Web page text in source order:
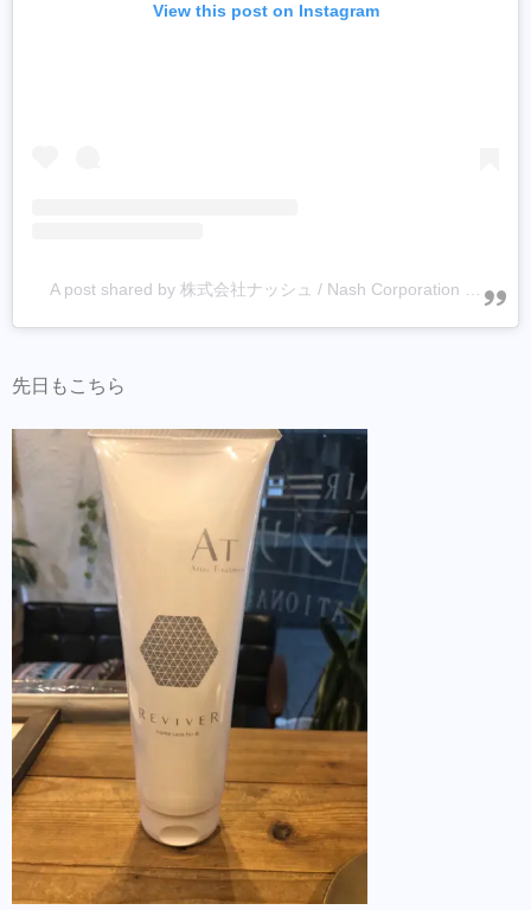
View this post on Instagram
先日もこちら